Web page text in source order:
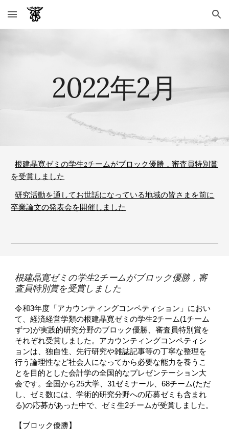
Skip to main content Skip to navigation
2022年2月
根建晶寛ゼミの学生2チームがブロック優勝，審査員特別賞
を受賞しました
研究活動を通してお世話になっている地域の皆さまを前に
卒業論文の発表会を開催しました
根建晶寛ゼミの学生2チームがブロック優勝，審
査員特別賞を受賞しました
令和3年度「アカウンティングコンペティション」におい
て、経済経営学類の根建晶寛ゼミの学生2チーム(1チーム
ずつ)が実践的研究分野のブロック優勝、審査員特別賞を
それぞれ受賞しました。アカウンティングコンペティシ
ョンは、独自性、先行研究や雑誌記事等の丁寧な整理を
行う論理性など社会人になってから必要な能力を養うこ
とを目的とした会計学の全国的なプレゼンテーション大
会です。全国から25大学、31ゼミナール、68チーム(ただ
し、ゼミ数には、学術的研究分野への応募ゼミも含まれ
る)の応募があった中で、ゼミ生2チームが受賞しました。
【ブロック優勝】